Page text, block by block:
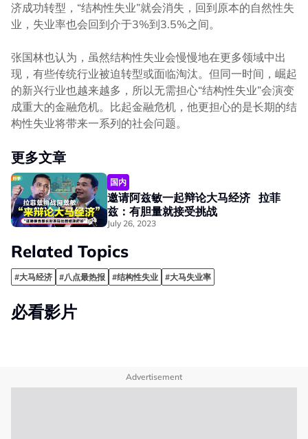
济成功转型，“结构性失业”就会消失，回到原本的自然性失
业，失业率也会回到介于3%到3.5%之间。
张国林也认为，虽然结构性失业会慢慢地在更多领域中出
现，有些传统行业被迫转型或面临淘汰。但同一时间，崛起
的新兴行业也越来越多，所以无需担心“结构性失业”会演变
成重大的金融危机。比起金融危机，他更担心的是长期的结
构性失业将带来一系列的社会问题。
更多文章
国内
邀请阿兹敏一起辩论大马经济 拉菲
兹：有胆量就接受挑战
July 26, 2023
Related Topics
#大马经济 #八点最热报 #结构性失业 #大马失业率
必看影片
Advertisement